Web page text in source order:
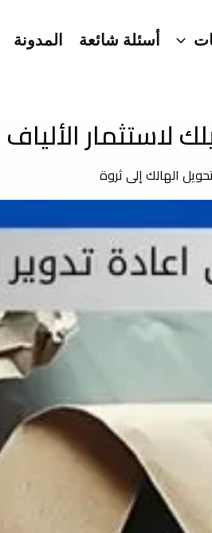
أسئلة شائعة المدونة
لاستثمار
الهالك إلى ثروة